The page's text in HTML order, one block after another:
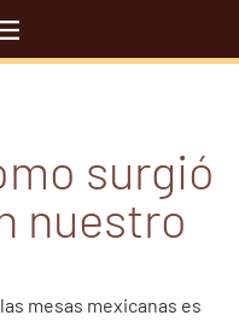
surgió
nuestro
mesas mexicanas es